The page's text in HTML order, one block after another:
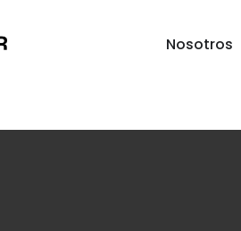
Nosotros